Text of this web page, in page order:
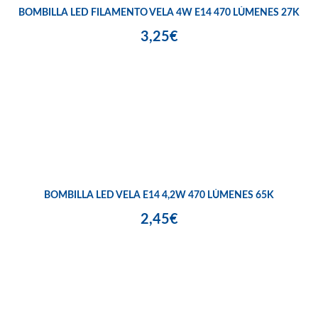
BOMBILLA LED FILAMENTO VELA 4W E14 470 LÚMENES 27K
3,25€
BOMBILLA LED VELA E14 4,2W 470 LÚMENES 65K
2,45€